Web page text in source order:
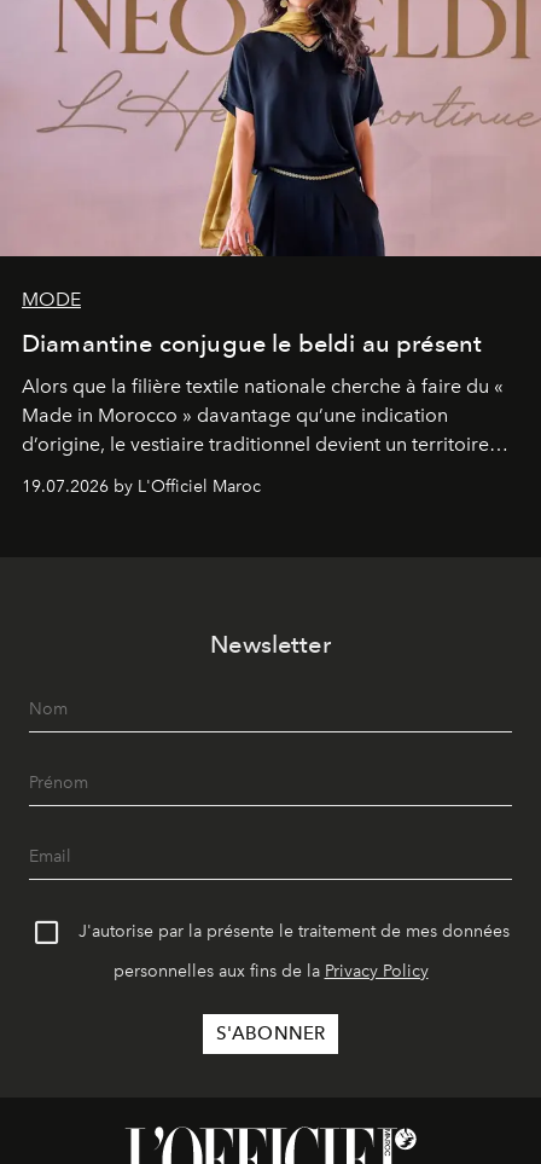
MODE
Diamantine conjugue le beldi au présent
Alors que la filière textile nationale cherche à faire du «
Made in Morocco » davantage qu’une indication
d’origine, le vestiaire traditionnel devient un territoire
révise les proportions et les usages pour l’inscrire dans
19.07.2026 by L'Officiel Maroc
Newsletter
J'autorise par la présente le traitement de mes données
personnelles aux fins de la Privacy Policy